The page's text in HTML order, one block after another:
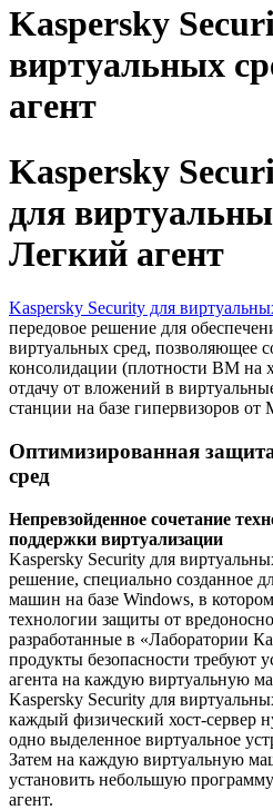
бизнеса
О
Техподдержка
Акции
Сертификаты
Доставка
Контакты
8
250-
16-
03
info@store-
kaspersky.ru
Kaspersky
виртуальных
агент
Kaspersky
для
Легкий агент
Kaspersky Security для
передовое решение для
виртуальных сред, позволяющее
консолидации (плотности ВМ на
отдачу от вложений в
станции на базе гипервизоров
Оптимизированная
сред
Непревзойденное сочетание
поддержки виртуализации
Kaspersky Security для
решение, специально созданное
машин на базе Windows, в
технологии защиты от
разработанные в «Лаборатории
продукты безопасности требуют
агента на каждую виртуальную
Kaspersky Security для
каждый физический хост-сервер
одно выделенное виртуальное
Затем на каждую виртуальную
установить небольшую
агент.